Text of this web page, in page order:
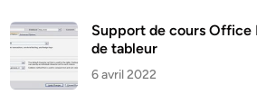
Support de cours Office
de tableur
6 avril 2022